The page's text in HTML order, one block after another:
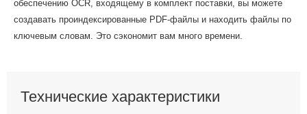
обеспечению OCR, входящему в комплект поставки, вы можете
создавать проиндексированные PDF-файлы и находить файлы по
ключевым словам. Это сэкономит вам много времени.
Технические характеристики